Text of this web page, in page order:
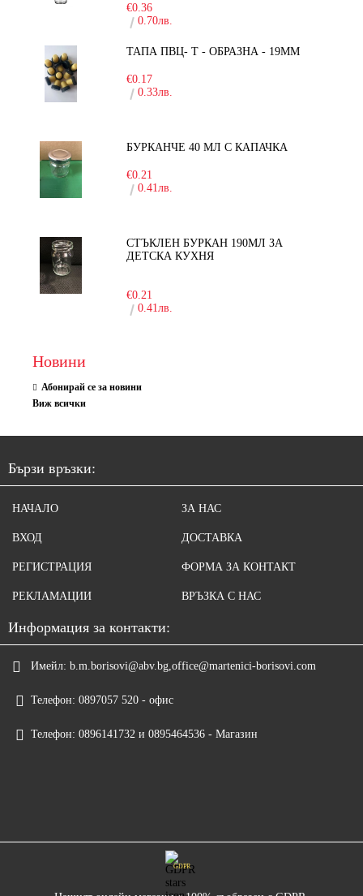
€0.36
0.70лв.
ТАПА ПВЦ- Т - ОБРАЗНА - 19ММ
€0.17
0.33лв.
БУРКАНЧЕ 40 МЛ С КАПАЧКА
€0.21
0.41лв.
СТЪКЛЕН БУРКАН 190МЛ ЗА
ДЕТСКА КУХНЯ
€0.21
0.41лв.
Новини
Абонирай се за новини
Виж всички
Бързи връзки:
НАЧАЛО
ВХОД
РЕГИСТРАЦИЯ
РЕКЛАМАЦИИ
ЗА НАС
ДОСТАВКА
ФОРМА ЗА КОНТАКТ
ВРЪЗКА С НАС
Информация за контакти:
Имейл: b.m.borisovi@abv.bg,office@martenici-borisovi.com
Телефон: 0897057 520 - офис
Телефон: 0896141732 и 0895464536 - Магазин
GDPR